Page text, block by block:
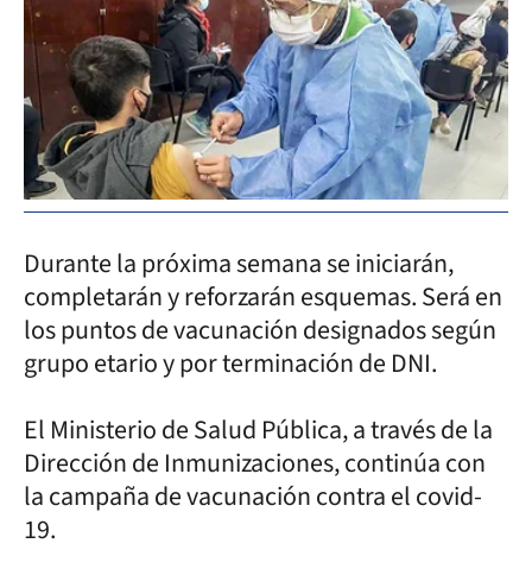
Durante la próxima semana se iniciarán,
completarán y reforzarán esquemas. Será en
los puntos de vacunación designados según
grupo etario y por terminación de DNI.
El Ministerio de Salud Pública, a través de la
Dirección de Inmunizaciones, continúa con
la campaña de vacunación contra el covid-
19.